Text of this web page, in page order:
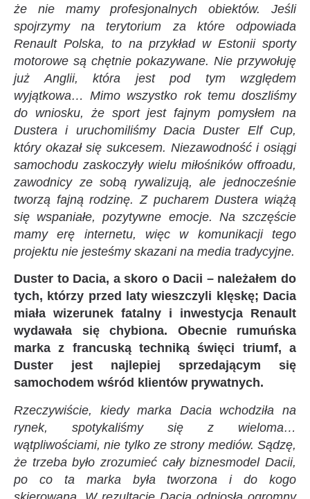
że nie mamy profesjonalnych obiektów. Jeśli
spojrzymy na terytorium za które odpowiada
Renault Polska, to na przykład w Estonii sporty
motorowe są chętnie pokazywane. Nie przywołuję
już Anglii, która jest pod tym względem
wyjątkowa… Mimo wszystko rok temu doszliśmy
do wniosku, że sport jest fajnym pomysłem na
Dustera i uruchomiliśmy Dacia Duster Elf Cup,
który okazał się sukcesem. Niezawodność i osiągi
samochodu zaskoczyły wielu miłośników offroadu,
zawodnicy ze sobą rywalizują, ale jednocześnie
tworzą fajną rodzinę. Z pucharem Dustera wiążą
się wspaniałe, pozytywne emocje. Na szczęście
mamy erę internetu, więc w komunikacji tego
projektu nie jesteśmy skazani na media tradycyjne.
Duster to Dacia, a skoro o Dacii – należałem do
tych, którzy przed laty wieszczyli klęskę; Dacia
miała wizerunek fatalny i inwestycja Renault
wydawała się chybiona. Obecnie rumuńska
marka z francuską techniką święci triumf, a
Duster jest najlepiej sprzedającym się
samochodem wśród klientów prywatnych.
Rzeczywiście, kiedy marka Dacia wchodziła na
rynek, spotykaliśmy się z wieloma…
wątpliwościami, nie tylko ze strony mediów. Sądzę,
że trzeba było zrozumieć cały biznesmodel Dacii,
po co ta marka była tworzona i do kogo